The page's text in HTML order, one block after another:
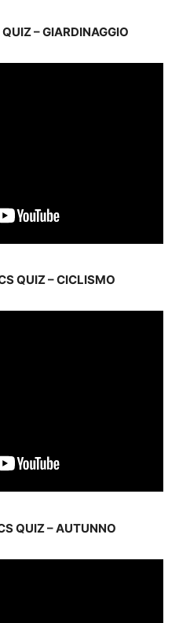
– GIARDINAGGIO
QUIZ – CICLISMO
QUIZ – AUTUNNO